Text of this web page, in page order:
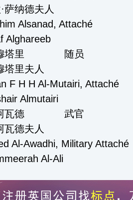
·萨纳德夫
·穆塔里
·穆塔里夫
H Al-Mutairi, Attaché
Almutairi
阿瓦德 武官
·阿瓦德夫
Awadhi, Military Attaché
Al-Ali